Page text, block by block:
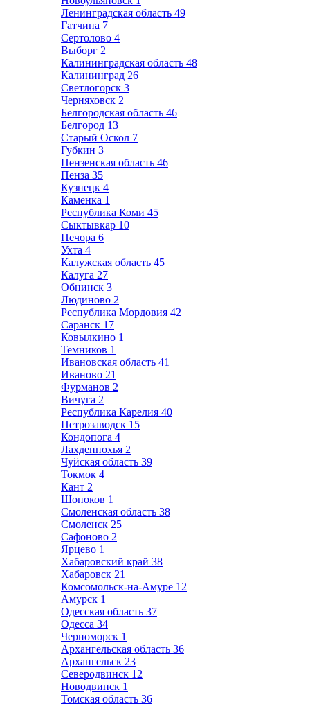
Ленинградская область 49
Гатчина 7
Сертолово 4
Выборг 2
Калининградская область 48
Калининград 26
Светлогорск 3
Черняховск 2
Белгородская область 46
Белгород 13
Старый Оскол 7
Губкин 3
Пензенская область 46
Пенза 35
Кузнецк 4
Каменка 1
Республика Коми 45
Сыктывкар 10
Печора 6
Ухта 4
Калужская область 45
Калуга 27
Обнинск 3
Людиново 2
Республика Мордовия 42
Саранск 17
Ковылкино 1
Темников 1
Ивановская область 41
Иваново 21
Фурманов 2
Вичуга 2
Республика Карелия 40
Петрозаводск 15
Кондопога 4
Лахденпохья 2
Чуйская область 39
Токмок 4
Кант 2
Шопоков 1
Смоленская область 38
Смоленск 25
Сафоново 2
Ярцево 1
Хабаровский край 38
Хабаровск 21
Комсомольск-на-Амуре 12
Амурск 1
Одесская область 37
Одесса 34
Черноморск 1
Архангельская область 36
Архангельск 23
Северодвинск 12
Новодвинск 1
Томская область 36